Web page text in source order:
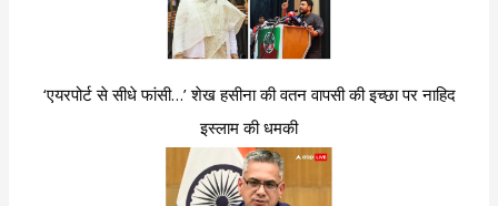
‘एयरपोर्ट से सीधे फांसी…’ शेख हसीना की वतन वापसी की इच्छा पर नाहिद
इस्लाम की धमकी